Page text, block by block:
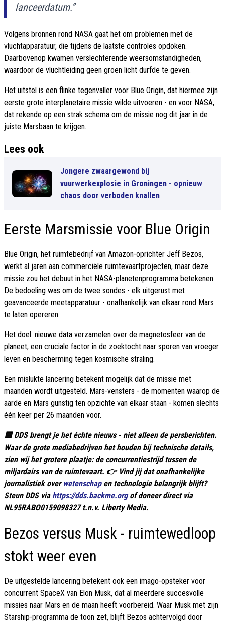
lanceerdatum.”
Volgens bronnen rond NASA gaat het om problemen met de
vluchtapparatuur, die tijdens de laatste controles opdoken.
Daarbovenop kwamen verslechterende weersomstandigheden,
waardoor de vluchtleiding geen groen licht durfde te geven.
Het uitstel is een flinke tegenvaller voor Blue Origin, dat hiermee zijn
eerste grote interplanetaire missie wilde uitvoeren - en voor NASA,
dat rekende op een strak schema om de missie nog dit jaar in de
juiste Marsbaan te krijgen.
Lees ook
Jongere zwaargewond bij
vuurwerkexplosie in Groningen - opnieuw
chaos door verboden knallen
Eerste Marsmissie voor Blue Origin
Blue Origin, het ruimtebedrijf van Amazon-oprichter Jeff Bezos,
werkt al jaren aan commerciële ruimtevaartprojecten, maar deze
missie zou het debuut in het NASA-planetenprogramma betekenen.
De bedoeling was om de twee sondes - elk uitgerust met
geavanceerde meetapparatuur - onafhankelijk van elkaar rond Mars
te laten opereren.
Het doel: nieuwe data verzamelen over de magnetosfeer van de
planeet, een cruciale factor in de zoektocht naar sporen van vroeger
leven en bescherming tegen kosmische straling.
Een mislukte lancering betekent mogelijk dat de missie met
maanden wordt uitgesteld. Mars-vensters - de momenten waarop de
aarde en Mars gunstig ten opzichte van elkaar staan - komen slechts
één keer per 26 maanden voor.
🟦 DDS brengt je het échte nieuws - niet alleen de persberichten.
Waar de grote mediabedrijven het houden bij technische details,
zien wij het grotere plaatje: de concurrentiestrijd tussen de
miljardairs van de ruimtevaart. 👉 Vind jij dat onafhankelijke
journalistiek over wetenschapen technologie belangrijk blijft?
Steun DDS viahttps://dds.backme.orgof doneer direct via
NL95RABO0159098327 t.n.v. Liberty Media.
Bezos versus Musk - ruimtewedloop
stokt weer even
De uitgestelde lancering betekent ook een imago-opsteker voor
concurrent SpaceX van Elon Musk, dat al meerdere succesvolle
missies naar Mars en de maan heeft voorbereid. Waar Musk met zijn
Starship-programma de toon zet, blijft Bezos achtervolgd door